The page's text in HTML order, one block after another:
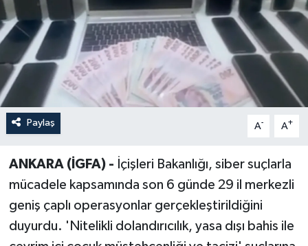
Paylaş A- A+
ANKARA (İGFA) - İçişleri Bakanlığı, siber suçlarla
mücadele kapsamında son 6 günde 29 il merkezli
geniş çaplı operasyonlar gerçekleştirildiğini
duyurdu. 'Nitelikli dolandırıcılık, yasa dışı bahis ile